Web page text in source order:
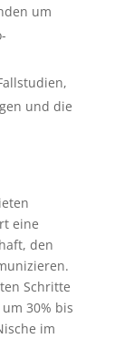
um
und die
eine
den
Schritte
30% bis
im